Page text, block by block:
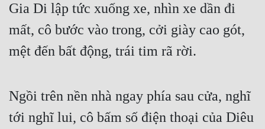
Gia Di lập tức xuống xe, nhìn xe dần đi
mất, cô bước vào trong, cởi giày cao gót,
mệt đến bất động, trái tim rã rời.
Ngồi trên nền nhà ngay phía sau cửa, nghĩ
tới nghĩ lui, cô bấm số điện thoại của Diêu